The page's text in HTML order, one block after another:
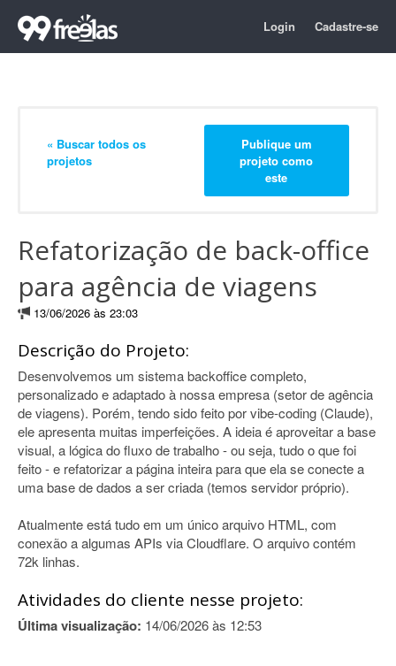
Login Cadastre-se
« Buscar todos os
projetos
Publique um
projeto como
este
Refatorização de back-office
para agência de viagens
13/06/2026 às 23:03
Descrição do Projeto:
Desenvolvemos um sistema backoffice completo,
personalizado e adaptado à nossa empresa (setor de agência
de viagens). Porém, tendo sido feito por vibe-coding (Claude),
ele apresenta muitas imperfeições. A ideia é aproveitar a base
visual, a lógica do fluxo de trabalho - ou seja, tudo o que foi
feito - e refatorizar a página inteira para que ela se conecte a
uma base de dados a ser criada (temos servidor próprio).
Atualmente está tudo em um único arquivo HTML, com
conexão a algumas APIs via Cloudflare. O arquivo contém
72k linhas.
Atividades do cliente nesse projeto:
Última visualização: 14/06/2026 às 12:53